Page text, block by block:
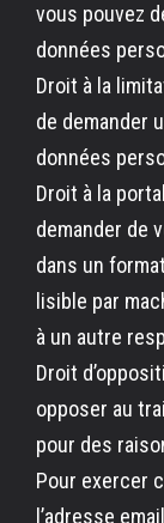
vous pouvez
données
Droit à la
de demander
données
Droit à la
demander de
dans un
lisible par
à un autre
Droit
opposer au
pour des
Pour exercer
l’adresse email